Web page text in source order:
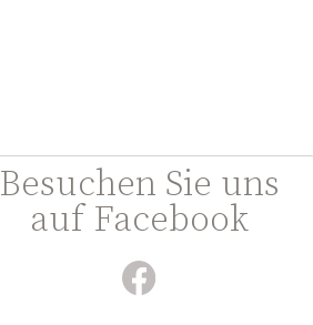
Besuchen Sie uns
auf Facebook